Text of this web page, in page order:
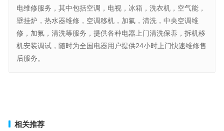
电维修服务，其中包括空调，电视，冰箱，洗衣机，空气能，
壁挂炉，热水器维修，空调移机，加氟，清洗，中央空调维
修，加氟，清洗等服务，提供各种电器上门清洗保养，拆机移
机安装调试，随时为全国电器用户提供24小时上门快速维修售
后服务。
相关推荐